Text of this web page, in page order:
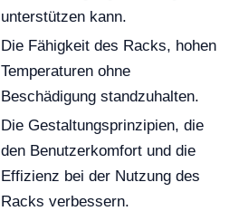
unterstützen kann.
Die Fähigkeit des Racks, hohen
Temperaturen ohne
Beschädigung standzuhalten.
Die Gestaltungsprinzipien, die
den Benutzerkomfort und die
Effizienz bei der Nutzung des
Racks verbessern.